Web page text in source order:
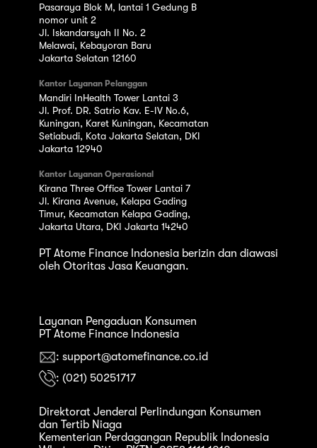
Pasaraya Blok M, lantai 1 Gedung B
nomor unit 2
Jl. Iskandarsyah II No. 2
Melawai, Kebayoran Baru
Jakarta Selatan 12160
Kantor Layanan Pelanggan
Mandiri InHealth Tower Lantai 3
Jl. Prof. DR. Satrio Kav. E-IV No.6,
Kuningan, Karet Kuningan, Kecamatan
Setiabudi, Kota Jakarta Selatan, DKI
Jakarta 12940
Kantor Layanan Operasional
Kirana Three Office Tower Lantai 7
Jl. Kirana Avenue, Kelapa Gading
Timur, Kecamatan Kelapa Gading,
Jakarta Utara, DKI Jakarta 14240
PT Atome Finance Indonesia berizin dan diawasi
oleh Otoritas Jasa Keuangan.
Layanan Pengaduan Konsumen
PT Atome Finance Indonesia
: support@atomefinance.co.id
: (021) 50251717
Direktorat Jenderal Perlindungan Konsumen
dan Tertib Niaga
Kementerian Perdagangan Republik Indonesia